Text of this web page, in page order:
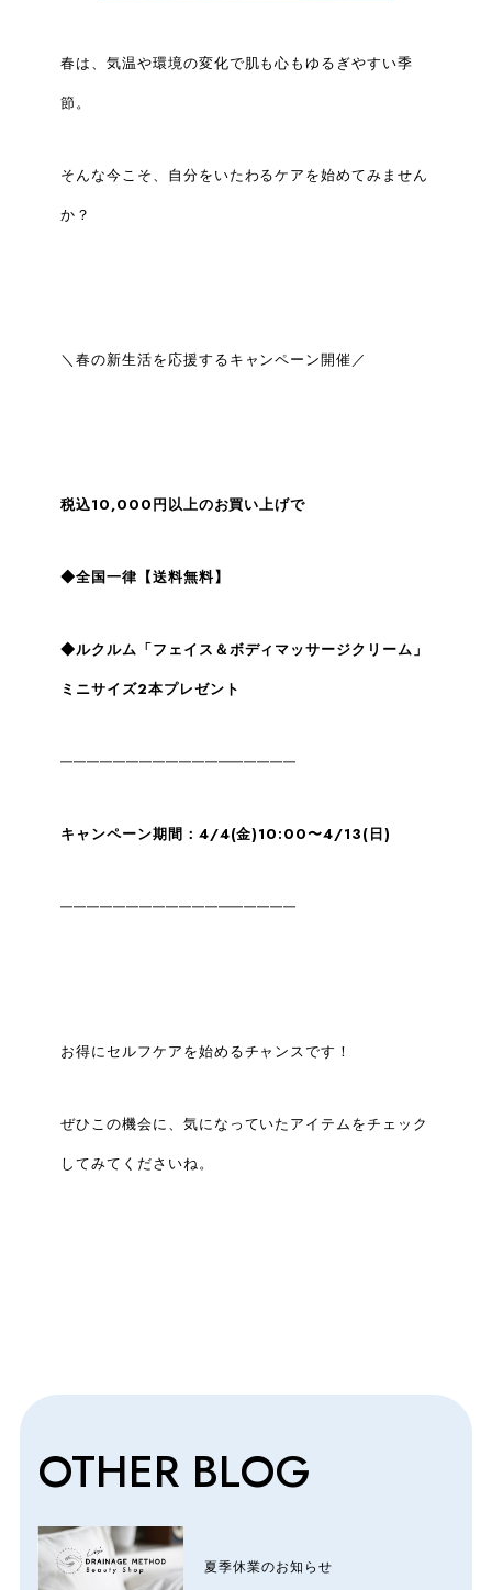
春は、気温や環境の変化で肌も心もゆるぎやすい季
節。
そんな今こそ、自分をいたわるケアを始めてみません
か？
＼春の新生活を応援するキャンペーン開催／
税込10,000円以上のお買い上げで
◆全国一律【送料無料】
◆ルクルム「フェイス＆ボディマッサージクリーム」
ミニサイズ2本プレゼント
━━━━━━━━━━━━━━━━━━
キャンペーン期間：4/4(金)10:00〜4/13(日)
━━━━━━━━━━━━━━━━━━
お得にセルフケアを始めるチャンスです！
ぜひこの機会に、気になっていたアイテムをチェック
してみてくださいね。
OTHER BLOG
夏季休業のお知らせ